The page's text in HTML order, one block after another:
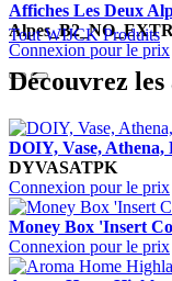
Affiches Les Deux
Connexion pour le prix
Tout WIJCK Produits
Découvrez
DOIY, Vase, Athena,
DYVASATPK
Connexion pour le prix
Money Box 'Insert
Connexion pour le prix